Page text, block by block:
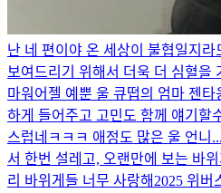
난 네 편이야 온 세상이 불협일지
보여드리기 위해서 더욱 더 심혈을
마워어 젤 예뿐 울 큐떱의 엄마 젠
하게 들어주고 고민도 함께 얘기할
스럽네ㅋㅋㅋ 애정도 많은 울 언니
서 한번 설레고, 오랜만에 보는 바
리 바위게들 너무 사랑해 2025 위버